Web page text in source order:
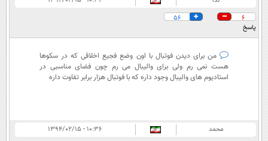
6
56
پاسخ
من برای دیدن فوتبال با اون وضع فجیع اخلاقی که در سکوها
هست نمی رم ولی برای والیبال می رم چون فضای مناسبی در
استادیوم های والیبال وجود داره که با فوتبال هزار برابر تفاوت داره
محمد
۱۰:۳۶ - ۱۳۹۴/۰۲/۱۵